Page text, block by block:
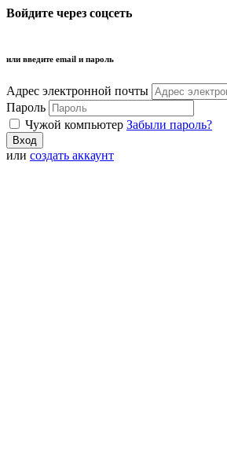
Войдите через соцсеть
или введите email и пароль
Адрес электронной почты
Пароль
Чужой компьютер Забыли пароль?
или создать аккаунт